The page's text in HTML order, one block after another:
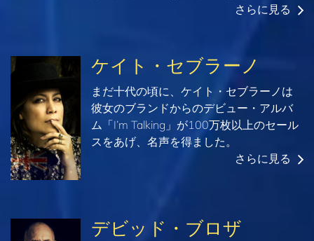
さらに見る
ケイト・セブラーノ
まだ十代の頃に、ケイト・セブラーノは
彼女のブランドからのデビュー・アルバ
ム「I’m Talking」が100万枚以上のセール
スをあげ、名声を得ました。
さらに見る
デビッド・ブロザ